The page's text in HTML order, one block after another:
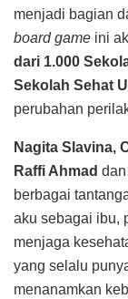
menjadi bagian
board game ini
dari 1.000
Sekolah Sehat
perubahan
Nagita Slavina,
Raffi Ahmad dan
berbagai
aku sebagai ibu,
menjaga
yang selalu
menanamkan